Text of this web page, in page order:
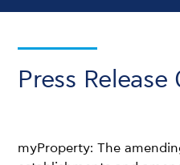
Press
myProperty: The